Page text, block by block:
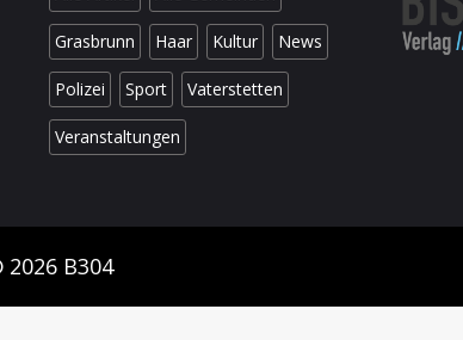
Grasbrunn Haar Kultur News
Polizei Sport Vaterstetten
Veranstaltungen
2026 B304